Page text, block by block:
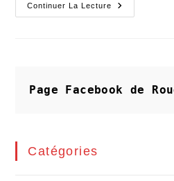
Continuer La Lecture
En
Été
Son
Plein
Page Facebook de
Catégories